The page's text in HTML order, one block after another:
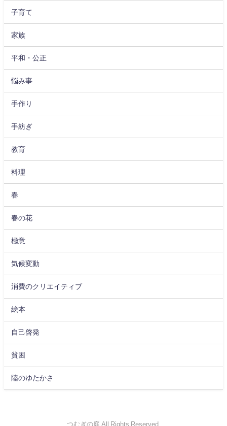
子育て
家族
平和・公正
悩み事
手作り
手紡ぎ
教育
料理
春
春の花
極意
気候変動
消費のクリエイティブ
絵本
自己啓発
貧困
陸のゆたかさ
つむぎの庭 All Rights Reserved.